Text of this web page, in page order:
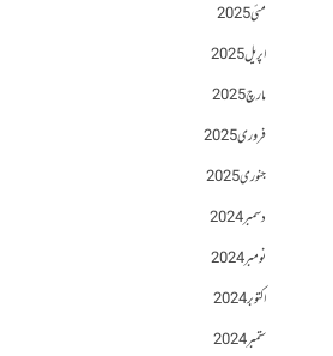
مئی 2025
اپریل 2025
مارچ 2025
فروری 2025
جنوری 2025
دسمبر 2024
نومبر 2024
اکتوبر 2024
ستمبر 2024